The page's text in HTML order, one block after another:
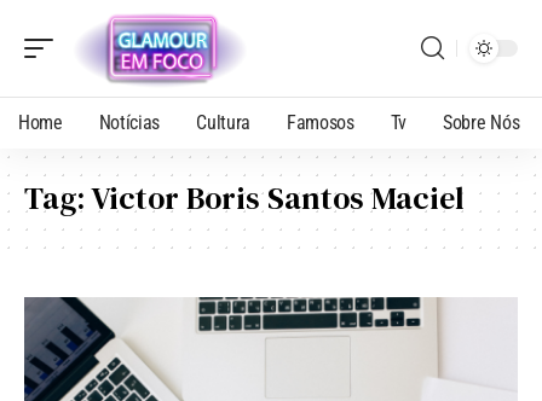
Home Notícias Cultura Famosos Tv Sobre Nós
Tag:Victor Boris Santos Maciel